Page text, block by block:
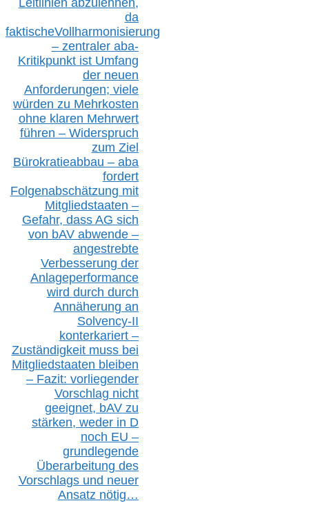
da
faktischeVollharmonisierung
– zentraler aba-
Kritikpunkt ist Umfang
der neuen
Anforderungen; viele
würden zu Mehrkosten
ohne klaren Mehrwert
führen – Widerspruch
zum Ziel
Bürokratieabbau – aba
fordert
Folgenabschätzung mit
Mitgliedstaaten –
Gefahr, dass AG sich
von bAV abwende –
angestrebte
Verbesserung der
Anlageperformance
wird durch durch
Annäherung an
Solvency-II
konterkariert –
Zuständigkeit muss bei
Mitgliedstaaten bleiben
– Fazit: vorliegender
Vorschlag nicht
geeignet, bAVzu
stärken, weder in D
noch EU –
grundlegende
Überarbeitung des
Vorschlags und neuer
Ansatz nötig…